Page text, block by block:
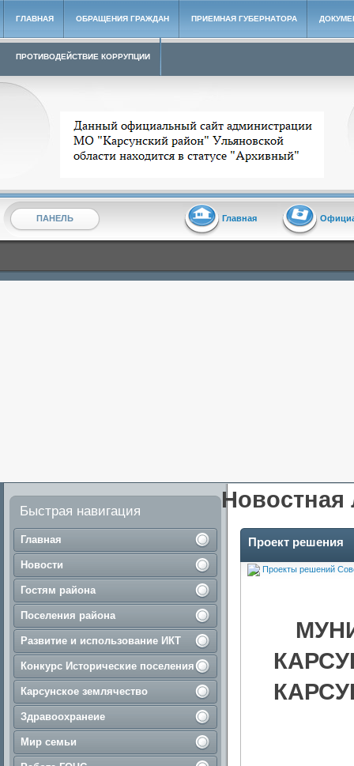
ГЛАВНАЯ ОБРАЩЕНИЯ ГРАЖДАН ПРИЕМНАЯ ГУБЕРНАТОРА
ПРОТИВОДЕЙСТВИЕ КОРРУПЦИИ
Архивный сайт администрации МО "Карсунский район"
ПАНЕЛЬ Главная
Быстрая навигация
Главная
Новости
Гостям района
Поселения района
Развитие и использование ИКТ
Конкурс Исторические поселения
Карсунское землячество
Здравоохранеие
Мир семьи
Новостная
Проект решения
Проекты решений